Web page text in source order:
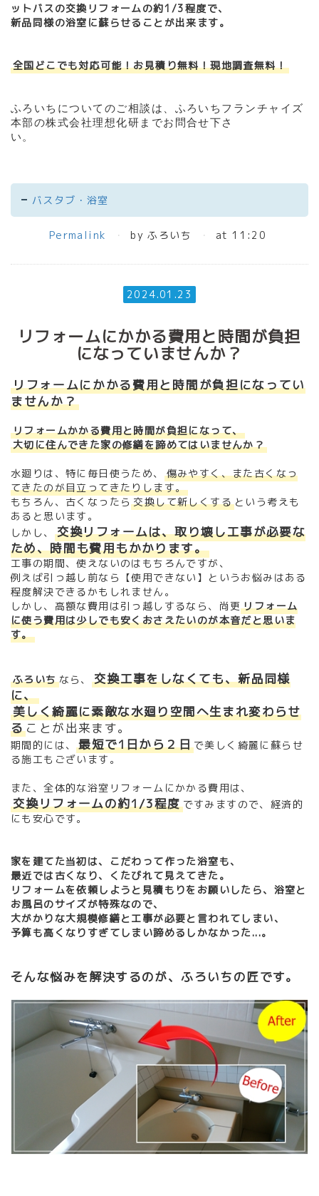
ットバスの交換リフォームの約1/3程度で、
新品同様の浴室に蘇らせることが出来ます。
全国どこでも対応可能！お見積り無料！現地調査無料！
ふろいちについてのご相談は、ふろいちフランチャイズ
本部の株式会社理想化研までお問合せ下さ
い。
バスタブ・浴室
Permalink by ふろいち at 11:20
2024.01.23
リフォームにかかる費用と時間が負担
になっていませんか？
リフォームにかかる費用と時間が負担になってい
ませんか？
リフォームかかる費用と時間が負担になって、
大切に住んできた家の修繕を諦めてはいませんか？
水廻りは、特に毎日使うため、
傷みやすく、また古くなっ
てきたのが目立ってきたりします。
もちろん、古くなったら交換して新しくする という考えも
あると思います。
しかし、
交換リフォームは、取り壊し工事が必要な
ため、時間も費用もかかります。
工事の期間、使えないのはもちろんですが、
例えば引っ越し前なら【使用できない】というお悩みはある
程度解決できるかもしれません。
しかし、高額な費用は引っ越しするなら、尚更リフォーム
に使う費用は少しでも安くおさえたいのが本音だと思いま
す。
ふろいちなら、
交換工事をしなくても、新品同様
に、
美しく綺麗に素敵な水廻り空間へ生まれ変わらせ
ることが出来ます。
期間的には、最短で1日から２日 で美しく綺麗に蘇らせ
る施工もございます。
また、全体的な浴室リフォームにかかる費用は、
交換リフォームの約1/3程度ですみますので、経済的
にも安心です。
家を建てた当初は、こだわって作った浴室も、
最近では古くなり、くたびれて見えてきた。
リフォームを依頼しようと見積もりをお願いしたら、浴室と
お風呂のサイズが特殊なので、
大がかりな大規模修繕と工事が必要と言われてしまい、
予算も高くなりすぎてしまい諦めるしかなかった...。
そんな悩みを解決するのが、ふろいちの匠です。